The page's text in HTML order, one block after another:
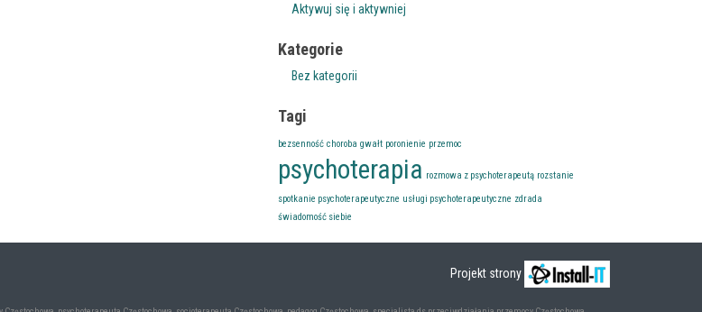
Aktywuj się i aktywniej
Kategorie
Bez kategorii
Tagi
bezsenność choroba gwałt poronienie przemoc
psychoterapia rozmowa z psychoterapeutą rozstanie
spotkanie psychoterapeutyczne usługi psychoterapeutyczne zdrada
świadomość siebie
Projekt strony